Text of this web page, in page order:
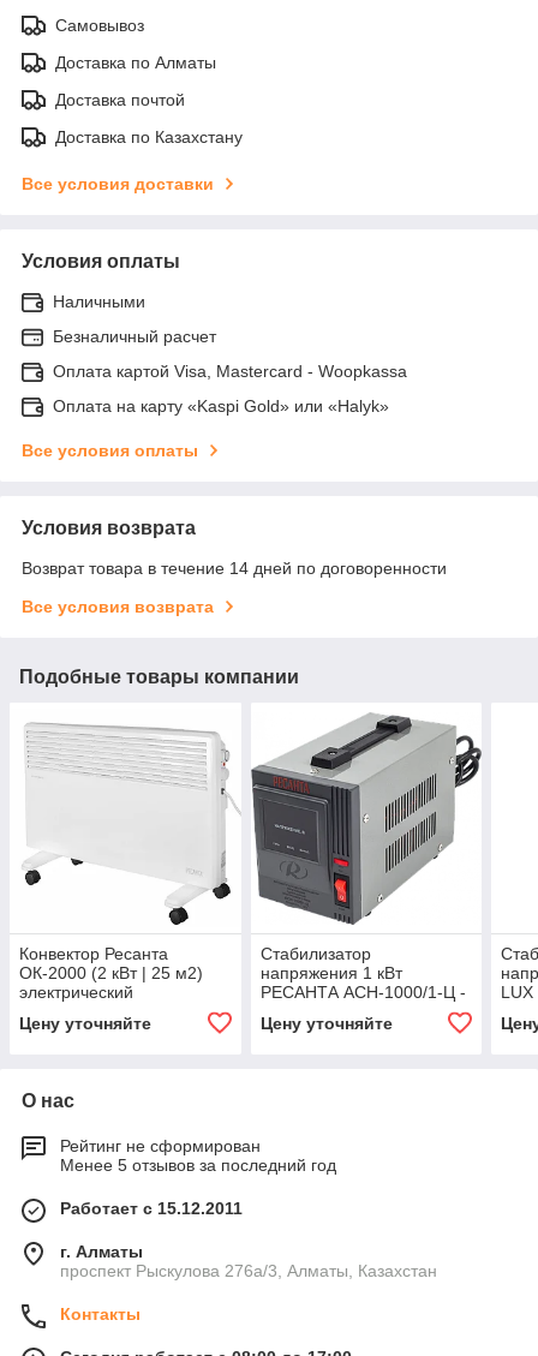
Самовывоз
Доставка по Алматы
Доставка почтой
Доставка по Казахстану
Все условия доставки
Условия оплаты
Наличными
Безналичный расчет
Оплата картой Visa, Mastercard - Woopkassa
Оплата на карту «Kaspi Gold» или «Halyk»
Все условия оплаты
Условия возврата
Возврат товара в течение 14 дней по договоренности
Все условия возврата
Подобные товары компании
Конвектор Ресанта
ОК-2000 (2 кВт | 25 м2)
электрический
Цену уточняйте
Стабилизатор
напряжения 1 кВт
РЕСАНТА АСН-1000/1-Ц -
Цену уточняйте
О нас
Рейтинг не сформирован
Менее 5 отзывов за последний год
Работает с 15.12.2011
г. Алматы
проспект Рыскулова 276а/3, Алматы, Казахстан
Контакты